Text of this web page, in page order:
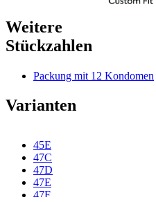
Weitere
Stückzahlen
Packung mit 12 Kondomen
Varianten
45E
47C
47D
47E
47F